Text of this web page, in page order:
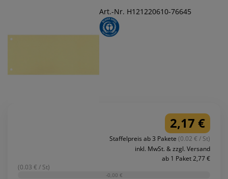
Art.-Nr. H121220610-76645
2,17 €
Staffelpreis ab 3 Pakete (0.02 € / St)
inkl. MwSt. & zzgl. Versand
ab 1 Paket 2,77 €
(0.03 € / St)
-0,00 €